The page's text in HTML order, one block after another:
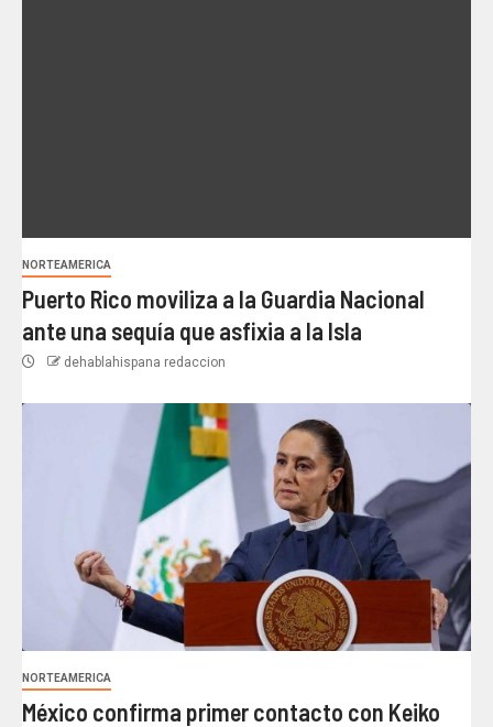
NORTEAMERICA
Puerto Rico moviliza a la Guardia Nacional
ante una sequía que asfixia a la Isla
dehablahispana redaccion
NORTEAMERICA
México confirma primer contacto con Keiko